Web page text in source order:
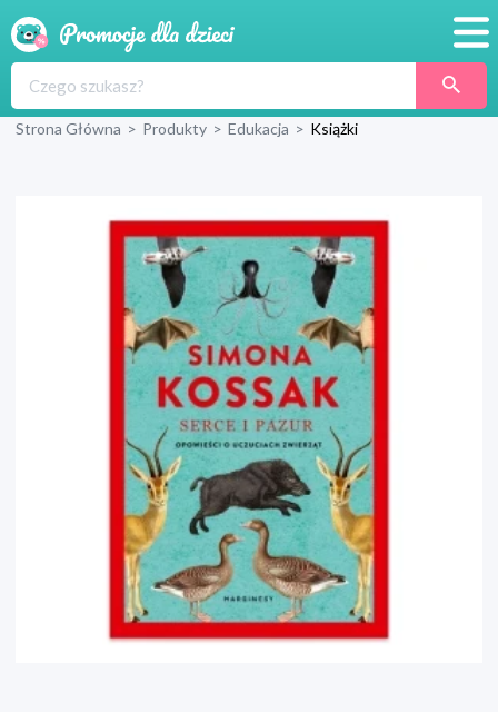
Produkty
Blog
Wyprawka
Strona Główna > Produkty > Edukacja > Książki